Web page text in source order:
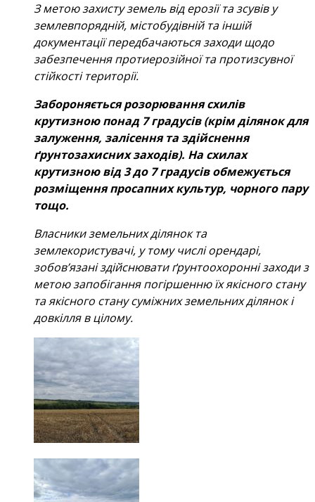
З метою захисту земель від ерозії та зсувів у
землевпорядній, містобудівній та іншій
документації передбачаються заходи щодо
забезпечення протиерозійної та протизсувної
стійкості території.
Забороняється розорювання схилів
крутизною понад 7 градусів (крім ділянок для
залуження, залісення та здійснення
ґрунтозахисних заходів). На схилах
крутизною від 3 до 7 градусів обмежується
розміщення просапних культур, чорного пару
тощо.
Власники земельних ділянок та
землекористувачі, у тому числі орендарі,
зобов’язані здійснювати ґрунтоохоронні заходи з
метою запобігання погіршенню їх якісного стану
та якісного стану суміжних земельних ділянок і
довкілля в цілому.